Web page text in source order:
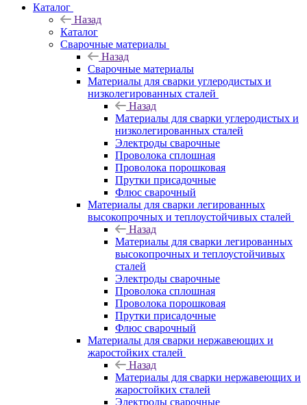
Каталог
Назад
Каталог
Сварочные материалы
Назад
Сварочные материалы
Материалы для сварки углеродистых и
низколегированных сталей
Назад
Материалы для сварки углеродистых и
низколегированных сталей
Электроды сварочные
Проволока сплошная
Проволока порошковая
Прутки присадочные
Флюс сварочный
Материалы для сварки легированных
высокопрочных и теплоустойчивых сталей
Назад
Материалы для сварки легированных
высокопрочных и теплоустойчивых
сталей
Электроды сварочные
Проволока сплошная
Проволока порошковая
Прутки присадочные
Флюс сварочный
Материалы для сварки нержавеющих и
жаростойких сталей
Назад
Материалы для сварки нержавеющих и
жаростойких сталей
Электроды сварочные